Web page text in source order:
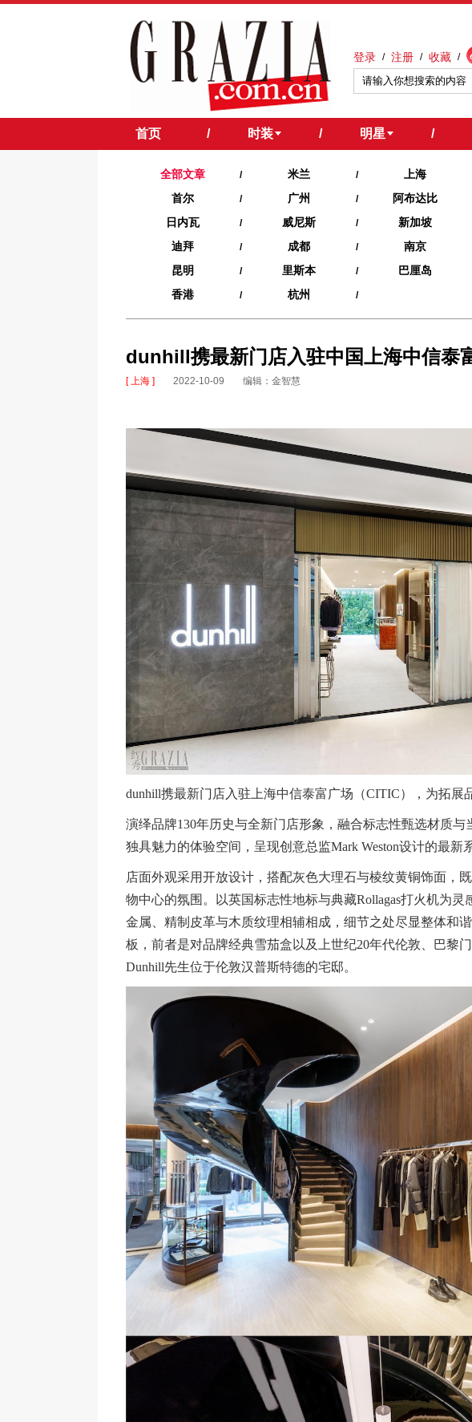
登录 / 注册 / 收藏 /
首页 / 时装 / 明星 /
全部文章 / 米兰 / 上海
首尔 / 广州 / 阿布达比
日内瓦 / 威尼斯 / 新加坡
迪拜 / 成都 / 南京
昆明 / 里斯本 / 巴厘岛
香港 / 杭州 /
dunhill携最新门店入驻中国上海中信泰
[ 上海 ] 2022-10-09 编辑：金智慧
dunhill携最新门店入驻上海中信泰富广场（CITIC），为拓展
演绎品牌130年历史与全新门店形象，融合标志性甄选材质与
独具魅力的体验空间，呈现创意总监Mark Weston设计的最新
店面外观采用开放设计，搭配灰色大理石与棱纹黄铜饰面，
物中心的氛围。以英国标志性地标与典藏Rollagas打火机为
金属、精制皮革与木质纹理相辅相成，细节之处尽显整体和
板，前者是对品牌经典雪茄盒以及上世纪20年代伦敦、巴黎
Dunhill先生位于伦敦汉普斯特德的宅邸。